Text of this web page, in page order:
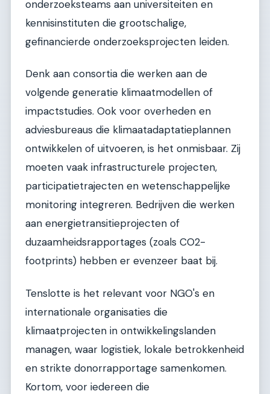
onderzoeksteams aan universiteiten en
kennisinstituten die grootschalige,
gefinancierde onderzoeksprojecten leiden.
Denk aan consortia die werken aan de
volgende generatie klimaatmodellen of
impactstudies. Ook voor overheden en
adviesbureaus die klimaatadaptatieplannen
ontwikkelen of uitvoeren, is het onmisbaar. Zij
moeten vaak infrastructurele projecten,
participatietrajecten en wetenschappelijke
monitoring integreren. Bedrijven die werken
aan energietransitieprojecten of
duzaamheidsrapportages (zoals CO2-
footprints) hebben er evenzeer baat bij.
Tenslotte is het relevant voor NGO's en
internationale organisaties die
klimaatprojecten in ontwikkelingslanden
managen, waar logistiek, lokale betrokkenheid
en strikte donorrapportage samenkomen.
Kortom, voor iedereen die